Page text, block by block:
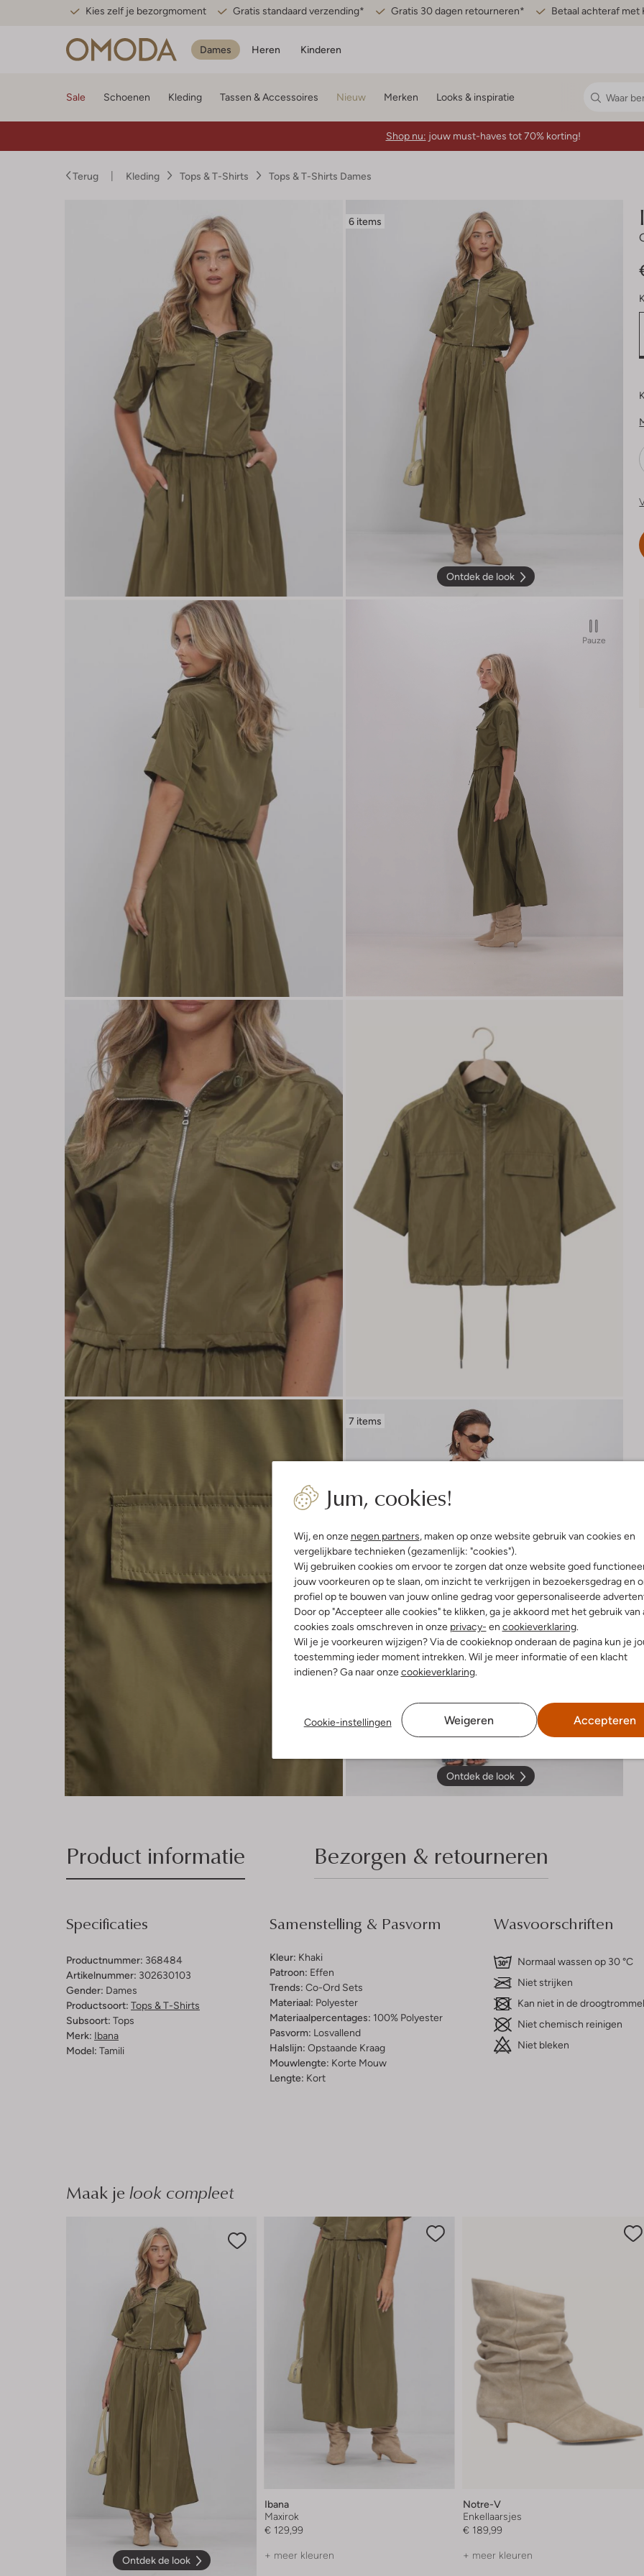
Kies zelf je bezorgmoment Gratis standaard verzending* Gratis 30 dagen retourneren* Betaal achteraf met
Dames Heren Kinderen
Jum, cookies!
Wij, en onze negen partners, maken op onze website gebruik van cookies en
vergelijkbare technieken (gezamenlijk: "cookies").
Wij gebruiken cookies om ervoor te zorgen dat onze website goed
jouw voorkeuren op te slaan, om inzicht te verkrijgen in bezoekersgedrag en
profiel op te bouwen van jouw online gedrag voor gepersonaliseerde
Door op "Accepteer alle cookies" te klikken, ga je akkoord met het gebruik van
cookies zoals omschreven in onze privacy- en cookieverklaring.
Wil je je voorkeuren wijzigen? Via de cookieknop onderaan de pagina kun je
toestemming ieder moment intrekken. Wil je meer informatie of een klacht
indienen? Ga naar onzecookieverklaring.
Cookie-instellingen Weigeren Accepteren
Sale Schoenen Kleding Tassen & Accessoires Nieuw Merken Looks & inspiratie
Shop nu: jouw must-haves tot 70% korting!
Terug Kleding Tops & T-Shirts Tops & T-Shirts Dames
6 items
Ontdek de look
Pauze
7 items
Ontdek de look
Product informatie Bezorgen & retourneren
Specificaties
Productnummer: 368484
Artikelnummer: 302630103
Gender: Dames
Productsoort: Tops & T-Shirts
Subsoort: Tops
Merk: Ibana
Model: Tamili
Samenstelling & Pasvorm
Kleur: Khaki
Patroon: Effen
Trends: Co-Ord Sets
Materiaal: Polyester
Materiaalpercentages: 100% Polyester
Pasvorm: Losvallend
Halslijn: Opstaande Kraag
Mouwlengte: Korte Mouw
Lengte: Kort
Wasvoorschriften
Normaal wassen op 30 °C
Niet strijken
Kan niet in de droogtrommel
Niet chemisch reinigen
Niet bleken
Maak je look compleet
Ontdek de look
Ibana
Maxirok
€ 129,99
+ meer kleuren
Notre-V
Enkellaarsjes
€ 189,99
+ meer kleuren